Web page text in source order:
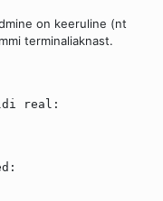
on keeruline (nt
terminaliaknast.
real: